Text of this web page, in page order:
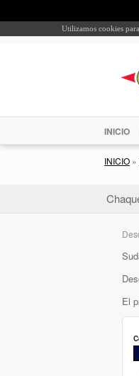
Utilizamos cookies
INICIO
INICIO »
El